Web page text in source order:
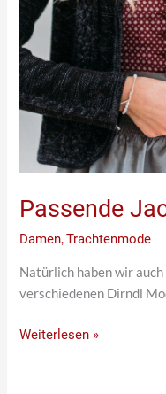
Passende
Damen,Trachtenmode
Natürlich haben wir auch
verschiedenen Dirndl
Weiterlesen »